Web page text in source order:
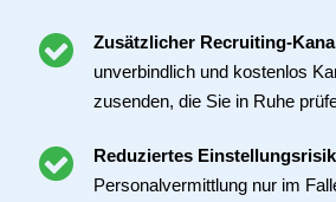
Zusätzlicher Recruiting-
unverbindlich und kostenlos
zusenden, die Sie in Ruhe
Reduziertes
Personalvermittlung nur im